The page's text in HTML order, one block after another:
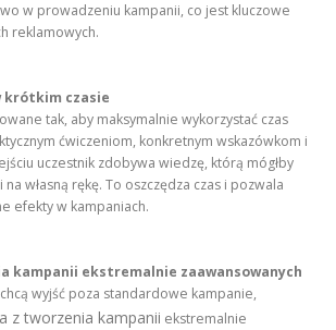
w prowadzeniu kampanii, co jest kluczowe
reklamowych.
krótkim czasie
tak, aby maksymalnie wykorzystać czas
ćwiczeniom, konkretnym wskazówkom i
uczestnik zdobywa wiedzę, którą mógłby
własną rękę. To oszczędza czas i pozwala
efekty w kampaniach.
kampanii ekstremalnie zaawansowanych
wyjść poza standardowe kampanie,
z tworzenia kampanii ekstremalnie